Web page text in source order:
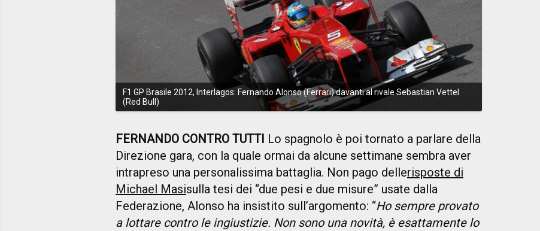
F1 GP Brasile 2012, Interlagos: Fernando Alonso (Ferrari) davanti al rivale Sebastian Vettel
(Red Bull)
FERNANDO CONTRO TUTTI Lo spagnolo è poi tornato a parlare della
Direzione gara, con la quale ormai da alcune settimane sembra aver
intrapreso una personalissima battaglia. Non pago dellerisposte di
Michael Masisulla tesi dei “due pesi e due misure” usate dalla
Federazione, Alonso ha insistito sull’argomento: “Ho sempre provato
a lottare contro le ingiustizie. Non sono una novità, è esattamente lo